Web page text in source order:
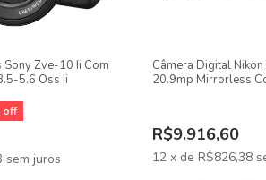
Zve-10 Ii Com
5.6 Oss Ii
off
sem juros
Câmera Digital
20.9mp Mirrorless
R$9.916,60
12 x de R$826,38